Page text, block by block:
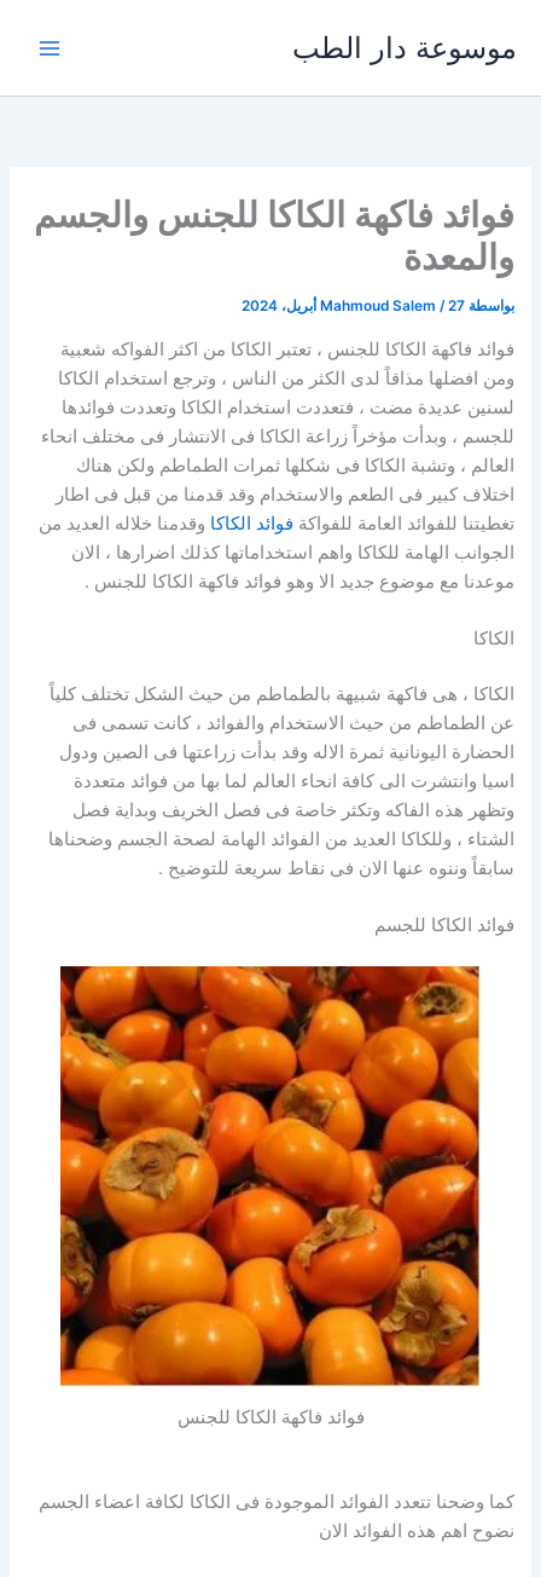
المحتوى
موسوعة دار الطب
فوائد فاكهة الكاكا للجنس والجسم
والمعدة
بواسطة Mahmoud Salem /27 أبريل، 2024
فوائد فاكهة الكاكا للجنس ، تعتبر الكاكا من اكثر الفواكه شعبية
ومن افضلها مذاقاً لدى الكثر من الناس ، وترجع استخدام الكاكا
لسنين عديدة مضت ، فتعددت استخدام الكاكا وتعددت فوائدها
للجسم ، وبدأت مؤخراً زراعة الكاكا فى الانتشار فى مختلف انحاء
العالم ، وتشبة الكاكا فى شكلها ثمرات الطماطم ولكن هناك
اختلاف كبير فى الطعم والاستخدام وقد قدمنا من قبل فى اطار
تغطيتنا للفوائد العامة للفواكة فوائد الكاكا وقدمنا خلاله العديد من
الجوانب الهامة للكاكا واهم استخداماتها كذلك اضرارها ، الان
موعدنا مع موضوع جديد الا وهو فوائد فاكهة الكاكا للجنس .
الكاكا
الكاكا ، هى فاكهة شبيهة بالطماطم من حيث الشكل تختلف كلياً
عن الطماطم من حيث الاستخدام والفوائد ، كانت تسمى فى
الحضارة اليونانية ثمرة الاله وقد بدأت زراعتها فى الصين ودول
اسيا وانتشرت الى كافة انحاء العالم لما بها من فوائد متعددة
وتظهر هذه الفاكه وتكثر خاصة فى فصل الخريف وبداية فصل
الشتاء ، وللكاكا العديد من الفوائد الهامة لصحة الجسم وضحناها
سابقاً وننوه عنها الان فى نقاط سريعة للتوضيح .
فوائد الكاكا للجسم
فوائد فاكهة الكاكا للجنس
كما وضحنا تتعدد الفوائد الموجودة فى الكاكا لكافة اعضاء الجسم
نضوح اهم هذه الفوائد الان